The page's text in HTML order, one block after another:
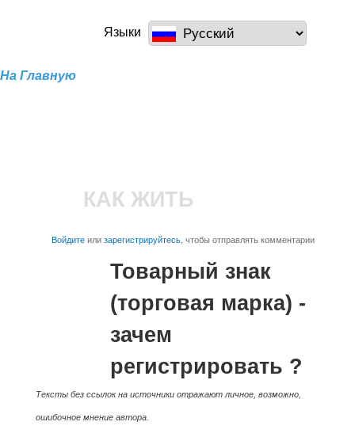
основному
содержанию
a100z.comЯзыки
На Главную
КАК ЖИТЬ
Войдитеилизарегистрируйтесь, чтобы отправлять комментарии
Товарный знак
(торговая марка) -
зачем
регистрировать ?
Тексты без ссылок на источники отражают личное, возможно,
ошибочное мнение автора.